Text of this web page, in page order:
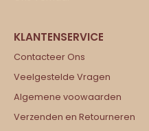
Contacteer Ons
Veelgestelde Vragen
Algemene voowaarden
Verzenden en Retourneren